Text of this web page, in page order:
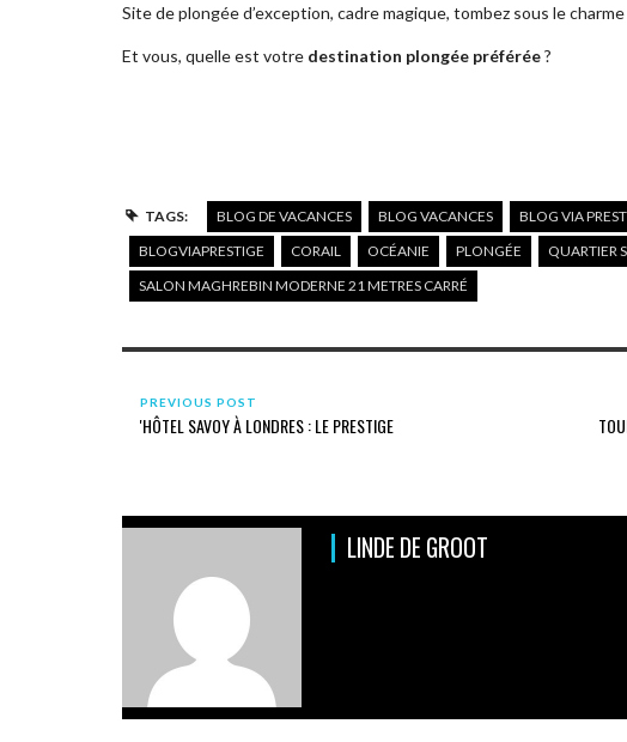
Site de plongée d’exception, cadre magique, tombez sous le
Et vous, quelle est votre destination plongée préférée?
TAGS: BLOG DE VACANCES BLOG VACANCES BLOG VIA
BLOGVIAPRESTIGE
CORAIL OCÉANIE PLONGÉE
QUARTIER
SALON MAGHREBIN MODERNE 21 METRES CARRÉ
PREVIOUS POST
'HÔTEL SAVOY À LONDRES : LE PRESTIGE
LINDE DE GROOT